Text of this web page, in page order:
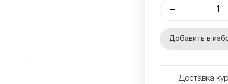
–
Добавить в
Доставка